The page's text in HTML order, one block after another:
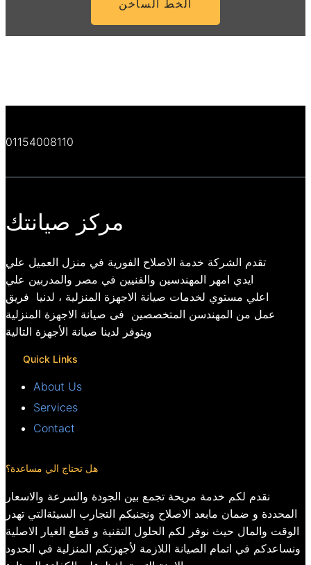
الخط الساخن
01154008110
مركز صيانتك
تقدم الشركة خدمة الاصلاح الفورية في منزل العميل علي
ايدي امهر المهندسين والفنيين في مصر والمدربين علي
اعلي مستوي لخدمات صيانة الاجهزة المنزلية ، لدنيا فريق
عمل من المهندسن المتخصصين فى صيانة الاجهزة المنزلية
ويتوفر لدينا صيانة الأجهزة التالية
Quick Links
About Us
Services
Contact
هل تحتاج الي مساعدة؟
نقدم لكم خدمة مريحة تجمع بين الجودة والسرعة والاسعار
المحددة و ضمان مابعد الاصلاح ونجنبكم التجارب السيئةالتي تهدر
الوقت والمال حيث نوفر لكم الحلول التقنية و قطع الغيار الاصلية
ونساعدكم في اتمام الصيانة اللازمة لأجهزتكم المنزلية في الحدود